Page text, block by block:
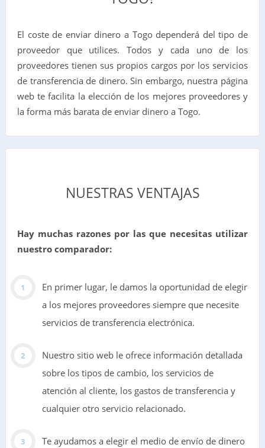
El coste de enviar dinero a Togo dependerá del tipo de
proveedor que utilices. Todos y cada uno de los
proveedores tienen sus propios cargos por los servicios
de transferencia de dinero. Sin embargo, nuestra página
web te facilita la elección de los mejores proveedores y
la forma más barata de enviar dinero a Togo.
NUESTRAS VENTAJAS
Hay muchas razones por las que necesitas utilizar
nuestro comparador:
En primer lugar, le damos la oportunidad de elegir
a los mejores proveedores siempre que necesite
servicios de transferencia electrónica.
Nuestro sitio web le ofrece información detallada
sobre los tipos de cambio, los servicios de
atención al cliente, los gastos de transferencia y
cualquier otro servicio relacionado.
Te ayudamos a elegir el medio de envío de dinero